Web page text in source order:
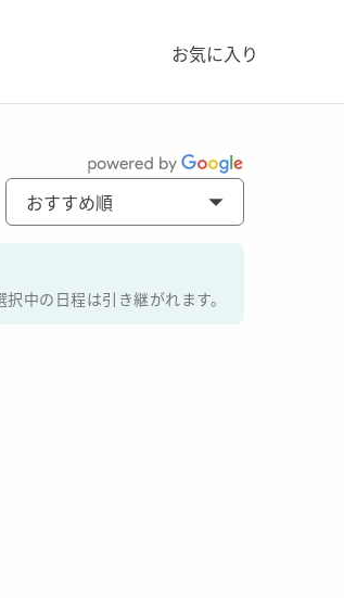
お気に入り
おすすめ順
中の日程は引き継がれます。